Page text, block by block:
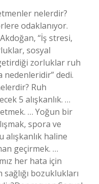
nelerdir?
odaklanıyor.
“İş stresi,
sosyal
zorluklar ruh
nedenleridir” dedi.
Ruh
5 alışkanlık. …
… Yoğun bir
spora ve
haline
geçirmek. …
her hata için
bozuklukları